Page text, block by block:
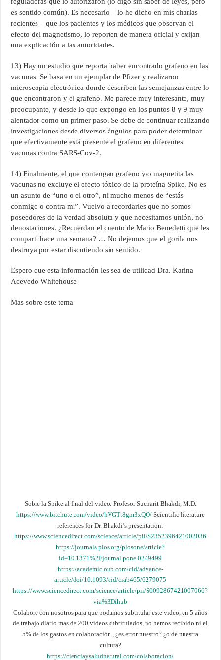
es sentido común). Es necesario – lo he dicho en mis charlas
recientes – que los pacientes y los médicos que observan el
efecto del magnetismo, lo reporten de manera oficial y exijan
una explicación a las autoridades.
13) Hay un estudio que reporta haber encontrado grafeno en las
vacunas. Se basa en un ejemplar de Pfizer y realizaron
microscopía electrónica donde describen las semejanzas entre lo
que encontraron y el grafeno. Me parece muy interesante, muy
preocupante, y desde lo que expongo en los puntos 8 y 9 muy
alentador como un primer paso. Se debe de continuar realizando
investigaciones desde diversos ángulos para poder determinar
que efectivamente está presente el grafeno en diferentes
vacunas contra SARS-Cov-2.
14) Finalmente, el que contengan grafeno y/o magnetita las
vacunas no excluye el efecto tóxico de la proteína Spike. No es
un asunto de “uno o el otro”, ni mucho menos de “estás
conmigo o contra mi”. Vuelvo a recordarles que no somos
poseedores de la verdad absoluta y que necesitamos unión, no
denostaciones. ¿Recuerdan el cuento de Mario Benedetti que les
compartí hace una semana? … No dejemos que el gorila nos
destruya por estar discutiendo sin sentido.
Espero que esta información les sea de utilidad Dra. Karina
Acevedo Whitehouse
Mas sobre este tema:
Sobre la Spike al final del video: Profesor Sucharit Bhakdi, M.D.
https://www.bitchute.com/video/hVGTt8gm3xQO/⁣Scientific literature
references for Dr. Bhakdi’s presentation:
https://www.sciencedirect.com/science/article/pii/S2352396421002036
https://journals.plos.org/plosone/article?
id=10.1371%2Fjournal.pone.0249499
https://academic.oup.com/cid/advance-
article/doi/10.1093/cid/ciab465/6279075
https://www.sciencedirect.com/science/article/pii/S0092867421007066?
via%3Dihub
Colabore con nosotros para que podamos subtitular este video, en 5 años
de trabajo diario mas de 200 videos subtitulados, no hemos recibido ni el
5% de los gastos en colaboración , ¿es error nuestro? ¿o de nuestra
cultura?
https://cienciaysaludnatural.com/colaboracion/